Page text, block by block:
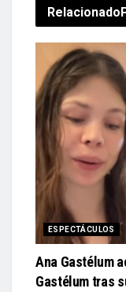
Relacionado
ESPECTÁCULOS
Ana Gastélum
Gastélum tras